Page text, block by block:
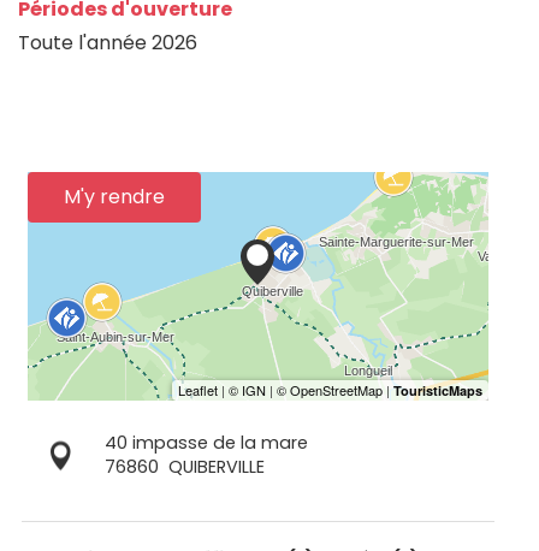
Périodes d'ouverture
Toute l'année 2026
M'y rendre
40 impasse de la mare
76860 QUIBERVILLE